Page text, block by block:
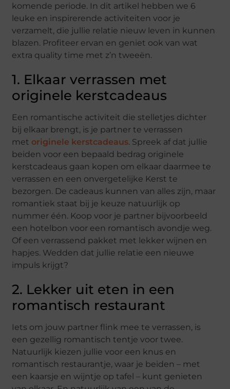
komende periode. In dit artikel hebben we 6
leuke en inspirerende activiteiten voor je
verzamelt, die jullie relatie nieuw leven in kunnen
blazen. Profiteer ervan en geniet ook van wat
extra quality time met z’n tweeën.
1. Elkaar verrassen met
originele kerstcadeaus
Een romantische activiteit die stelletjes dichter
bij elkaar brengt, is je partner te verrassen
met originele kerstcadeaus. Spreek af dat jullie
beiden voor een bepaald bedrag originele
kerstcadeaus gaan kopen om elkaar daarmee te
verrassen en een onvergetelijke Kerst te
bezorgen. De cadeaus kunnen van alles zijn, maar
romantiek staat bij je keuze natuurlijk op
nummer één. Koop voor je partner bijvoorbeeld
een hotelbon voor een romantisch avondje weg.
Of een verrassend pakket met lekker wijnen en
hapjes. Wedden dat jullie relatie een nieuwe
impuls krijgt?
2. Lekker uit eten in een
romantisch restaurant
Iets om jouw partner flink mee te verrassen, is
een gezellig romantisch tentje voor twee.
Natuurlijk kiezen jullie voor een knus en
romantisch restaurantje, waar je beiden – met
een kaarsje en wijntje op tafel – kunt genieten